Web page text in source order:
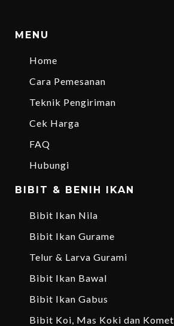
MENU
Home
Cara Pemesanan
Teknik Pengiriman
Cek Harga
FAQ
Hubungi
BIBIT & BENIH IKAN
Bibit Ikan Nila
Bibit Ikan Gurame
Telur & Larva Gurami
Bibit Ikan Bawal
Bibit Ikan Gabus
Bibit Koi, Mas Koki dan Komet